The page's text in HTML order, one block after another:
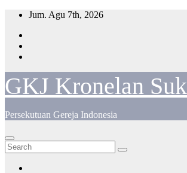
Skip
content
Jum. Agu 7th, 2026
GKJ Kronelan
Persekutuan Gereja Indonesia